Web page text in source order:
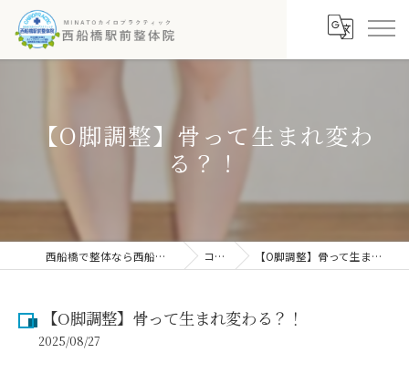
【O脚調整】骨って生まれ変わ
る？！
西船橋で整体なら西船橋駅前整体院 コラム 【O脚調整】骨って生まれ変わる？！
【O脚調整】骨って生まれ変わる？！
2025/08/27